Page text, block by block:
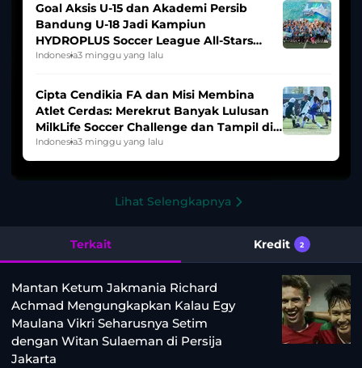
Goal Aksis U-15 dan Akademi Persib
Bandung U-18 Jadi Kampiun
HYDROPLUS Soccer League All-Stars
2025/2026
Indonesia3 minggu yang lalu
Cipta Cendikia FA dan Misi Membina
Atlet Cerdas: Merekrut Banyak Lulusan
MilkLife Soccer Challenge dan Tampil di
HYDROPLUS Soccer League
Indonesia3 minggu yang lalu
Lihat Selengkapnya
Terkait Kredit 2
Mantan Ketum Jakmania Richard
Achmad Mengungkapkan Kalau Egy
Maulana Vikri Seharusnya Setim
dengan Witan Sulaeman di Persija
Jakarta